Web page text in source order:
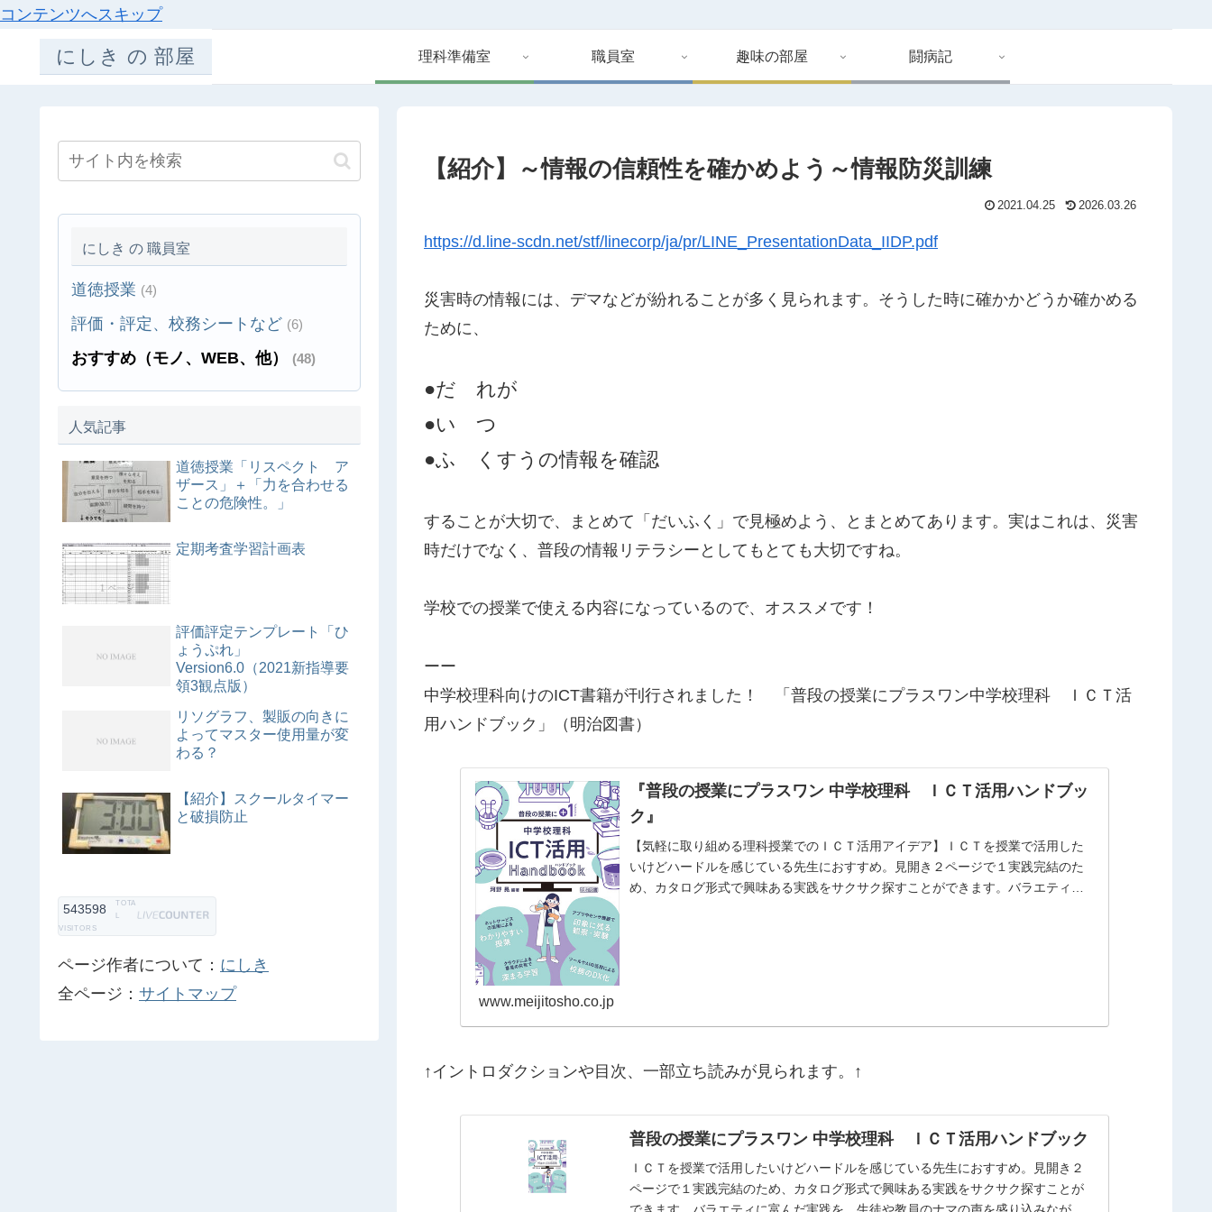
コンテンツへスキップ
にしき の 部屋 理科準備室 職員室 趣味の部屋 闘病記
【紹介】～情報の信頼性を確かめよう～情報防災訓練
2021.04.25 2026.03.26
https://d.line-scdn.net/stf/linecorp/ja/pr/LINE_PresentationData_IIDP.pdf
災害時の情報には、デマなどが紛れることが多く見られます。そうした時に確かかどうか確かめる
ために、
●だ れが
●い つ
●ふ くすうの情報を確認
することが大切で、まとめて「だいふく」で見極めよう、とまとめてあります。実はこれは、災害
時だけでなく、普段の情報リテラシーとしてもとても大切ですね。
学校での授業で使える内容になっているので、オススメです！
ーー
中学校理科向けのICT書籍が刊行されました！ 「 普段の授業にプラスワン中学校理科 ＩＣＴ活
用ハンドブック 」（明治図書）
『普段の授業にプラスワン 中学校理科 ＩＣＴ活用ハンドブッ
ク』
【気軽に取り組める理科授業でのＩＣＴ活用アイデア】ＩＣＴを授業で活用した
いけどハードルを感じている先生におすすめ。見開き２ページで１実践完結のた
め、カタログ形式で興味ある実践をサクサク探すことができます。バラエティに
www.meijitosho.co.jp
↑イントロダクションや目次、一部立ち読みが見られます。↑
普段の授業にプラスワン 中学校理科 ＩＣＴ活用ハンドブック
ＩＣＴを授業で活用したいけどハードルを感じている先生におすすめ。見開き２
ページで１実践完結のため、カタログ形式で興味ある実践をサクサク探すことが
できます。バラエティに富んだ実践を、生徒や教員のナマの声を盛り込みながら
にしき の 職員室
道徳授業 (4)
評価・評定、校務シートなど (6)
おすすめ（モノ、WEB、他） (48)
人気記事
道徳授業「リスペクト ア
ザース」＋「力を合わせる
ことの危険性。」
定期考査学習計画表
評価評定テンプレート「ひ
ょうぷれ」
Version6.0（2021新指導要
領3観点版）
リソグラフ、製販の向きに
よってマスター使用量が変
わる？
【紹介】スクールタイマー
と破損防止
543598
TOTA
L
VISITORS
ページ作者について： にしき
全ページ： サイトマップ